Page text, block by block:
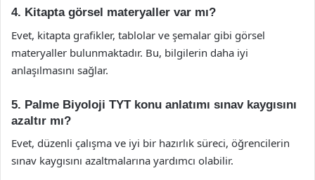
4. Kitapta görsel materyaller var mı?
Evet, kitapta grafikler, tablolar ve şemalar gibi görsel
materyaller bulunmaktadır. Bu, bilgilerin daha iyi
anlaşılmasını sağlar.
5. Palme Biyoloji TYT konu anlatımı sınav kaygısını
azaltır mı?
Evet, düzenli çalışma ve iyi bir hazırlık süreci, öğrencilerin
sınav kaygısını azaltmalarına yardımcı olabilir.